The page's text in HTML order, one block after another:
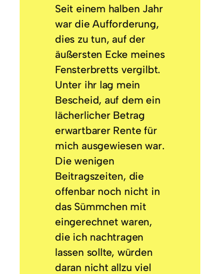
Seit einem halben Jahr
war die Aufforderung,
dies zu tun, auf der
äußersten Ecke meines
Fensterbretts vergilbt.
Unter ihr lag mein
Bescheid, auf dem ein
lächerlicher Betrag
erwartbarer Rente für
mich ausgewiesen war.
Die wenigen
Beitragszeiten, die
offenbar noch nicht in
das Sümmchen mit
eingerechnet waren,
die ich nachtragen
lassen sollte, würden
daran nicht allzu viel